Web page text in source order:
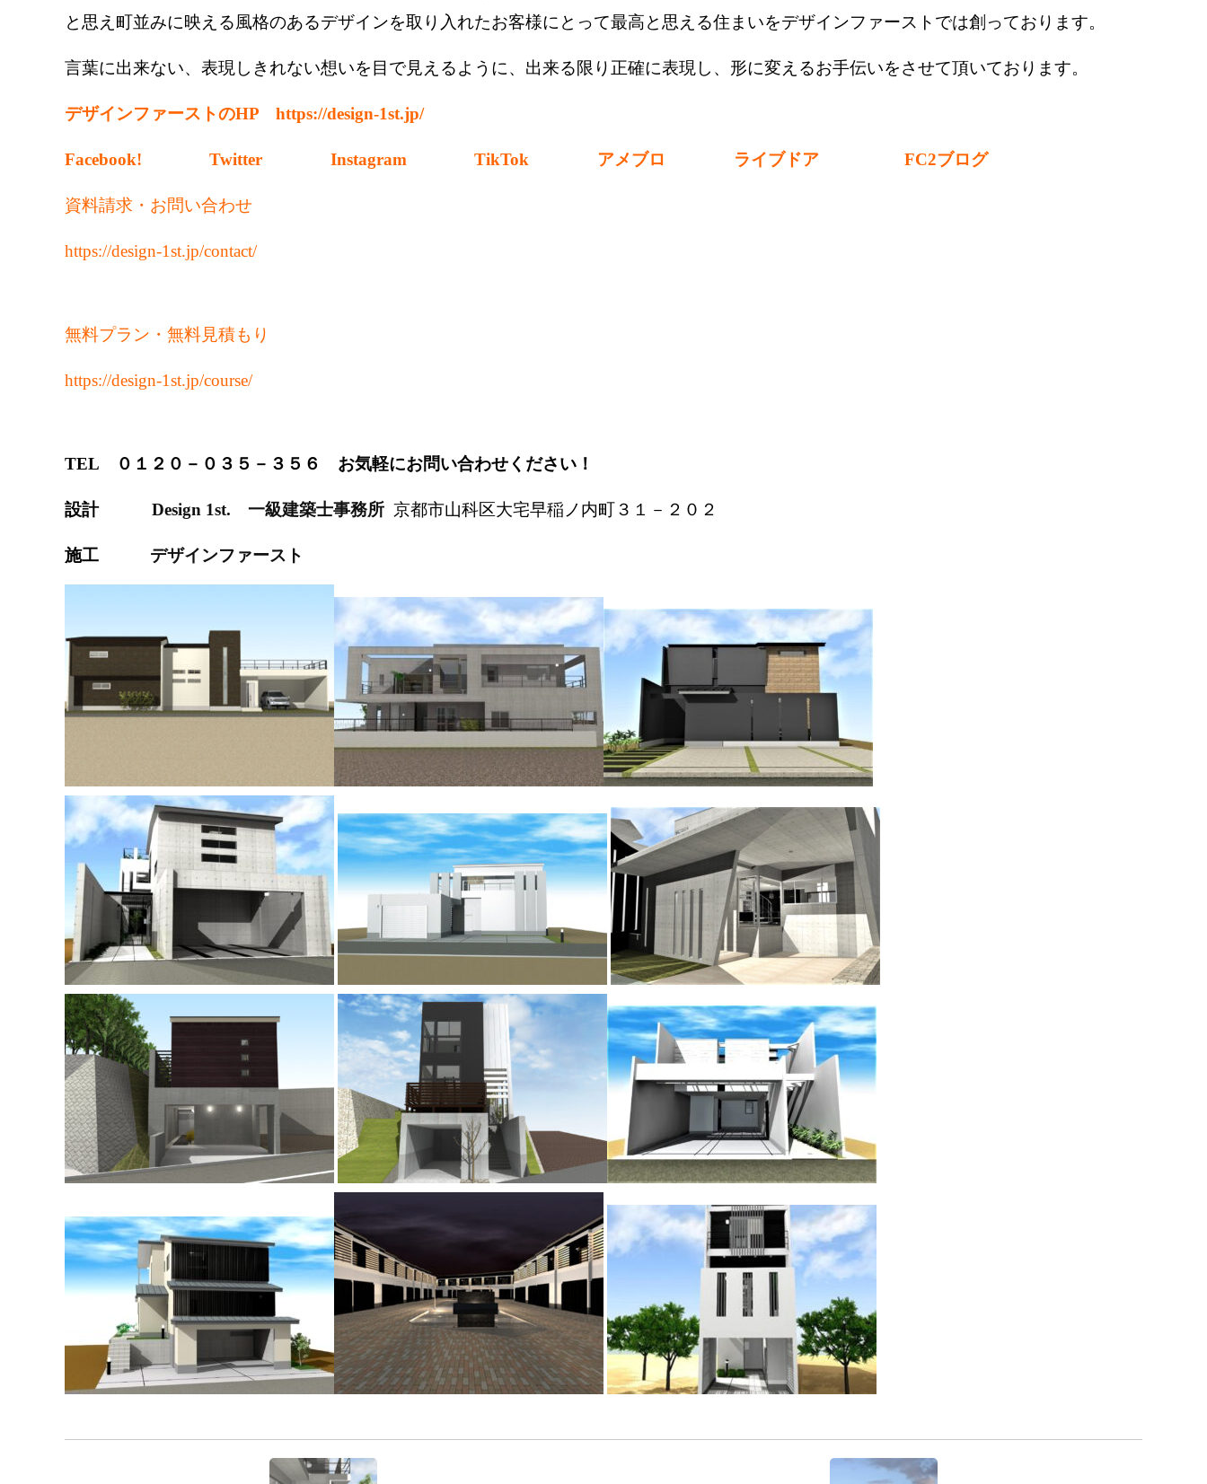
と思え町並みに映える風格のあるデザインを取り入れたお客様にとって最高と思える住まいをデザインファーストでは創っております。
言葉に出来ない、表現しきれない想いを目で見えるように、出来る限り正確に表現し、形に変えるお手伝いをさせて頂いております。
デザインファーストのHP https://design-1st.jp/
Facebook! Twitter Instagram TikTok アメブロ ライブドア FC2ブログ
資料請求・お問い合わせ
https://design-1st.jp/contact/
無料プラン・無料見積もり
https://design-1st.jp/course/
TEL ０１２０－０３５－３５６ お気軽にお問い合わせください！
設計 Design 1st. 一級建築士事務所 京都市山科区大宅早稲ノ内町３１－２０２
施工 デザインファースト